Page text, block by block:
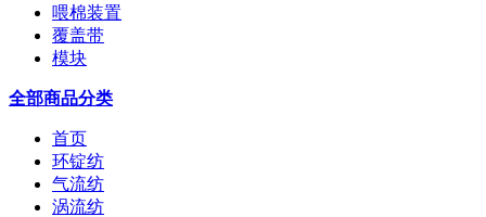
喂棉装置
覆盖带
模块
全部商品分类
首页
环锭纺
气流纺
涡流纺